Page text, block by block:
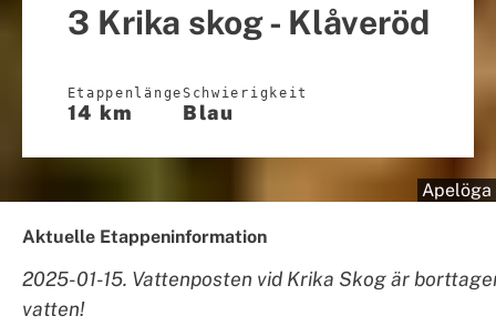
Apelöga
3 Krika skog - Klåveröd
Etappenlänge
14 km
Schwierigkeit
Blau
Aktuelle Etappeninformation
2025-01-15. Vattenposten vid Krika Skog är
vatten!